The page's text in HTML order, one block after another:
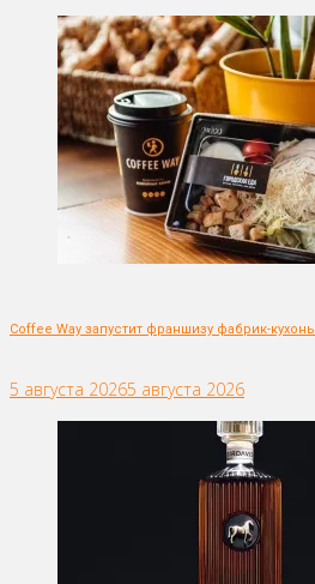
Coffee Way запустит франшизу фабрик-кухонь
5 августа 20265 августа 2026